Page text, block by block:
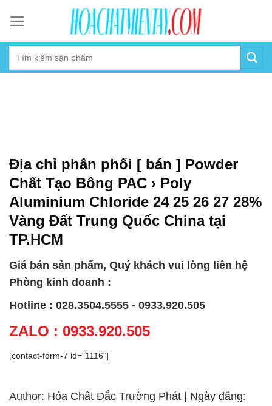
content
Địa chỉ phân phối [ bán ] Powder
Chất Tạo Bông PAC › Poly
Aluminium Chloride 24 25 26 27 28%
Vàng Đất Trung Quốc China tại
TP.HCM
Giá bán sản phẩm, Quý khách vui lòng liên hệ
Phòng kinh doanh :
Hotline : 028.3504.5555 - 0933.920.505
ZALO : 0933.920.505
[contact-form-7 id="1116"]
Author: Hóa Chất Đắc Trường Phát | Ngày đăng: